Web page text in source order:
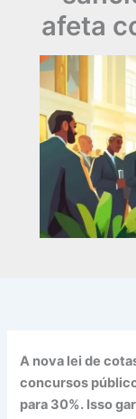
afeta
A nova lei de
concursos
para 30%. Isso